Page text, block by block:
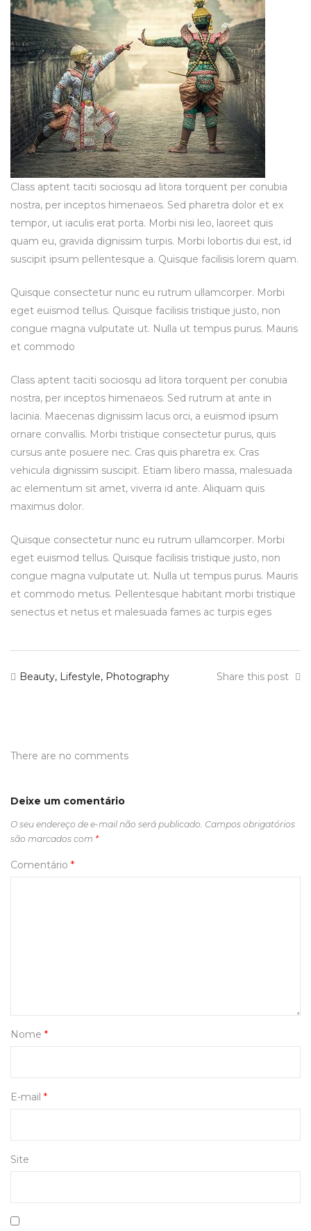
Class aptent taciti sociosqu ad litora torquent per conubia
nostra, per inceptos himenaeos. Sed pharetra dolor et ex
tempor, ut iaculis erat porta. Morbi nisi leo, laoreet quis
quam eu, gravida dignissim turpis. Morbi lobortis dui est, id
suscipit ipsum pellentesque a. Quisque facilisis lorem quam.
Quisque consectetur nunc eu rutrum ullamcorper. Morbi
eget euismod tellus. Quisque facilisis tristique justo, non
congue magna vulputate ut. Nulla ut tempus purus. Mauris
et commodo
Class aptent taciti sociosqu ad litora torquent per conubia
nostra, per inceptos himenaeos. Sed rutrum at ante in
lacinia. Maecenas dignissim lacus orci, a euismod ipsum
ornare convallis. Morbi tristique consectetur purus, quis
cursus ante posuere nec. Cras quis pharetra ex. Cras
vehicula dignissim suscipit. Etiam libero massa, malesuada
ac elementum sit amet, viverra id ante. Aliquam quis
maximus dolor.
Quisque consectetur nunc eu rutrum ullamcorper. Morbi
eget euismod tellus. Quisque facilisis tristique justo, non
congue magna vulputate ut. Nulla ut tempus purus. Mauris
et commodo metus. Pellentesque habitant morbi tristique
senectus et netus et malesuada fames ac turpis eges
Beauty, Lifestyle, Photography Share this post
There are no comments
Deixe um comentário
O seu endereço de e-mail não será publicado. Campos obrigatórios
são marcados com *
Comentário *
Nome *
E-mail *
Site